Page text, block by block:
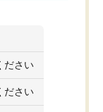
ださい
ださい